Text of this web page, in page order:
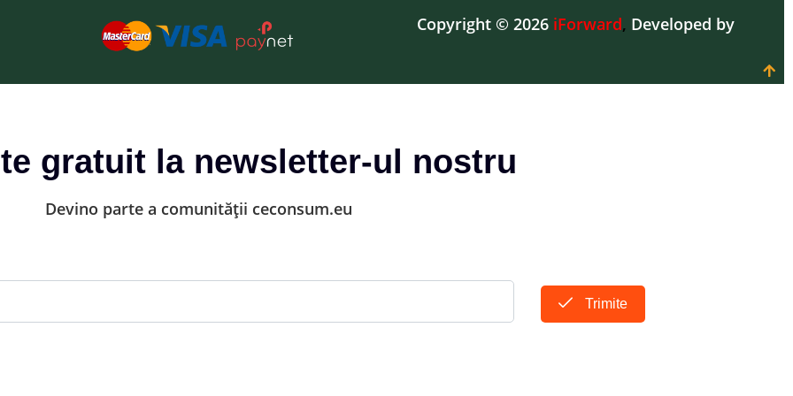
Copyright © 2026 iForward, Developed by
gratuit la newsletter-ul nostru
Devino parte a comunității ceconsum.eu
Trimite